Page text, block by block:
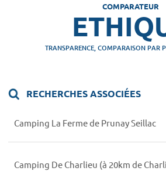
COMPARATEUR
TRANSPARENCE, COMPARAISON PAR
RECHERCHES ASSOCIÉES
Camping La Ferme de Prunay Seillac
Camping De Charlieu (à 20km de